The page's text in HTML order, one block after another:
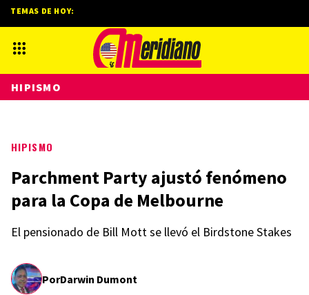
HIPISMO
Parchment Party ajustó fenómeno
para la Copa de Melbourne
El pensionado de Bill Mott se llevó el Birdstone Stakes
PorDarwin Dumont
TEMAS DE HOY:
HIPISMO